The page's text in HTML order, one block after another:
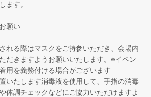
ます。
願い
れる際はマスクをご持参いただき、会場内
だきますようお願いいたします。※イベン
用を義務付ける場合がございます
いたします消毒液を使用して、手指の消毒
体調チェックなどにご協力いただけますよ